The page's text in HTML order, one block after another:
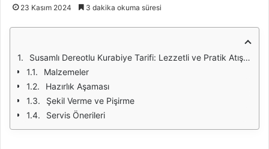
23 Kasım 2024 3 dakika okuma süresi
Susamlı Dereotlu Kurabiye Tarifi: Lezzetli ve Pratik Atıştırmalık
Malzemeler
Hazırlık Aşaması
Şekil Verme ve Pişirme
Servis Önerileri